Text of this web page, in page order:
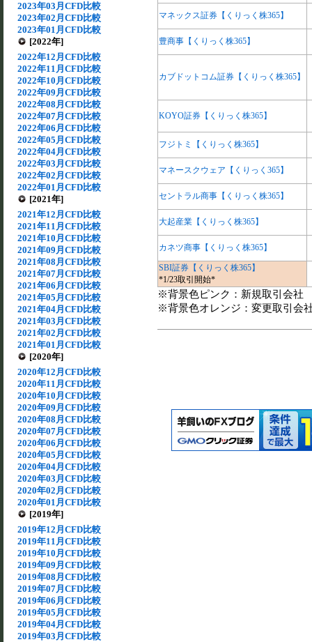
2023年03月CFD比較
2023年02月CFD比較
2023年01月CFD比較
[2022年]
2022年12月CFD比較
2022年11月CFD比較
2022年10月CFD比較
2022年09月CFD比較
2022年08月CFD比較
2022年07月CFD比較
2022年06月CFD比較
2022年05月CFD比較
2022年04月CFD比較
2022年03月CFD比較
2022年02月CFD比較
2022年01月CFD比較
[2021年]
2021年12月CFD比較
2021年11月CFD比較
2021年10月CFD比較
2021年09月CFD比較
2021年08月CFD比較
2021年07月CFD比較
2021年06月CFD比較
2021年05月CFD比較
2021年04月CFD比較
2021年03月CFD比較
2021年02月CFD比較
2021年01月CFD比較
[2020年]
2020年12月CFD比較
2020年11月CFD比較
2020年10月CFD比較
2020年09月CFD比較
2020年08月CFD比較
2020年07月CFD比較
2020年06月CFD比較
2020年05月CFD比較
2020年04月CFD比較
2020年03月CFD比較
2020年02月CFD比較
2020年01月CFD比較
[2019年]
2019年12月CFD比較
2019年11月CFD比較
2019年10月CFD比較
2019年09月CFD比較
2019年08月CFD比較
2019年07月CFD比較
2019年06月CFD比較
2019年05月CFD比較
2019年04月CFD比較
2019年03月CFD比較
マネックス証券【くりっく株365】
豊商事【くりっく株365】
カブドットコム証券【くりっく株365】
KOYO証券【くりっく株365】
フジトミ【くりっく株365】
マネースクウェア【くりっく365】
セントラル商事【くりっく株365】
大起産業【くりっく株365】
カネツ商事【くりっく株365】
SBI証券【くりっく株365】
*1/23取引開始*
※背景色ピンク：新規取引会社
※背景色オレンジ：変更取引会